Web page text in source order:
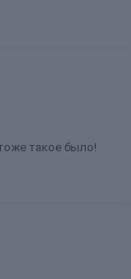
такое было!